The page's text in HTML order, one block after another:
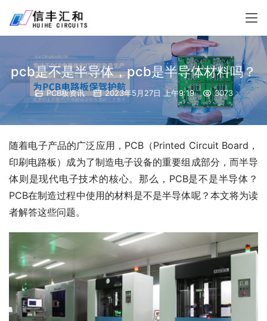
pcb是不是半导体，pcb是半导体材料吗？
PCB板资讯 2023年5月27日 上午9:19 3073
随着电子产品的广泛应用，PCB（Printed Circuit Board，
印刷电路板）成为了制造电子设备的重要组成部分，而半导
体则是现代电子技术的核心。那么，PCB是不是半导体？
PCB在制造过程中使用的材料是不是半导体呢？本文将为读
者解答这些问题。